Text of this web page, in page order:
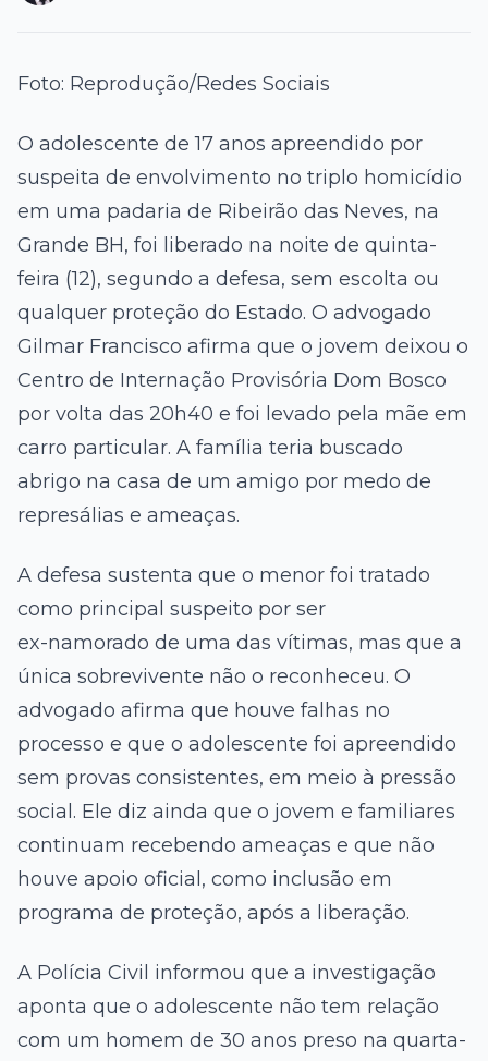
Foto: Reprodução/Redes Sociais
O adolescente de 17 anos apreendido por
suspeita de envolvimento no triplo homicídio
em uma padaria de Ribeirão das Neves, na
Grande BH, foi liberado na noite de quinta-
feira (12), segundo a defesa, sem escolta ou
qualquer proteção do Estado. O advogado
Gilmar Francisco afirma que o jovem deixou o
Centro de Internação Provisória Dom Bosco
por volta das 20h40 e foi levado pela mãe em
carro particular. A família teria buscado
abrigo na casa de um amigo por medo de
represálias e ameaças.
A defesa sustenta que o menor foi tratado
como principal suspeito por ser
ex-namorado de uma das vítimas, mas que a
única sobrevivente não o reconheceu. O
advogado afirma que houve falhas no
processo e que o adolescente foi apreendido
sem provas consistentes, em meio à pressão
social. Ele diz ainda que o jovem e familiares
continuam recebendo ameaças e que não
houve apoio oficial, como inclusão em
programa de proteção, após a liberação.
A Polícia Civil informou que a investigação
aponta que o adolescente não tem relação
com um homem de 30 anos preso na quarta-